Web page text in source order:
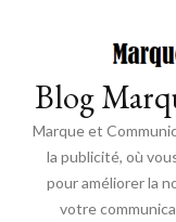
Blog
Marque et
la publicité, où
pour améliorer la
votre